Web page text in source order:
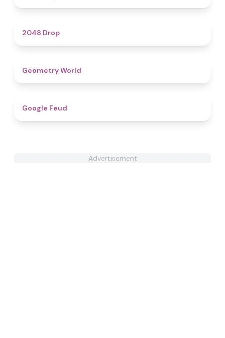
2048 Drop
Geometry World
Google Feud
Advertisement